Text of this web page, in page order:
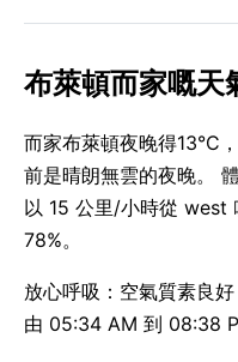
布萊頓而家嘅天
而家布萊頓夜晚得13°C
前是晴朗無雲的夜晚。
以 15 公里/小時從 west
78%。
放心呼吸：空氣質素良
由 05:34 AM 到 08:38